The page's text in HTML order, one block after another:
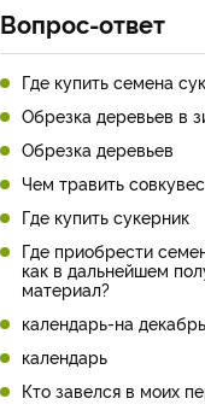
Вопрос-ответ
Где купить семена
Обрезка деревьев в
Обрезка деревьев
Чем травить
Где купить сукерник
Где приобрести
как в дальнейшем
материал?
календарь-на
календарь
Кто завелся в моих